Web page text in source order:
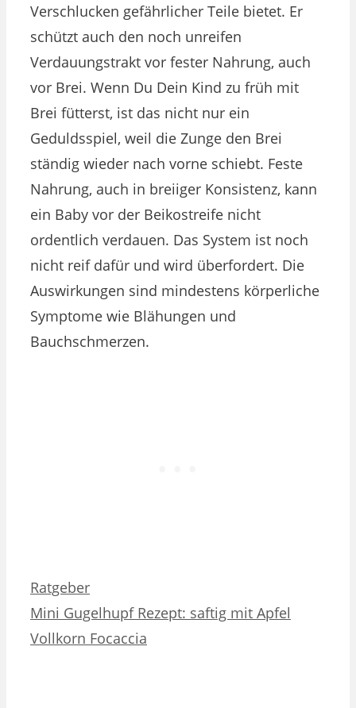
Verschlucken gefährlicher Teile bietet. Er
schützt auch den noch unreifen
Verdauungstrakt vor fester Nahrung, auch
vor Brei. Wenn Du Dein Kind zu früh mit
Brei fütterst, ist das nicht nur ein
Geduldsspiel, weil die Zunge den Brei
ständig wieder nach vorne schiebt. Feste
Nahrung, auch in breiiger Konsistenz, kann
ein Baby vor der Beikostreife nicht
ordentlich verdauen. Das System ist noch
nicht reif dafür und wird überfordert. Die
Auswirkungen sind mindestens körperliche
Symptome wie Blähungen und
Bauchschmerzen.
Kategorien
Ratgeber
Mini Gugelhupf Rezept: saftig mit Apfel
Vollkorn Focaccia